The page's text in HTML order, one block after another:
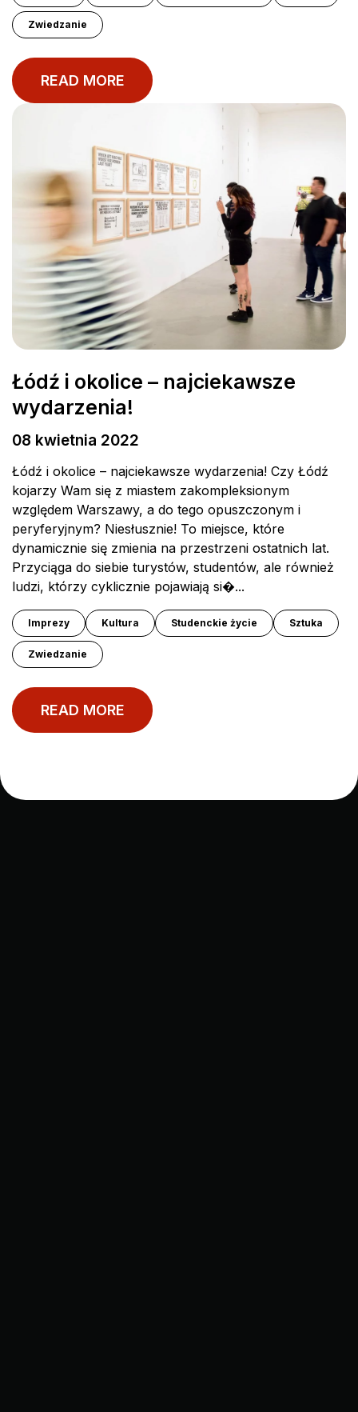
Zwiedzanie
READ MORE
Łódź i okolice – najciekawsze
wydarzenia!
08 kwietnia 2022
Łódź i okolice – najciekawsze wydarzenia! Czy Łódź
kojarzy Wam się z miastem zakompleksionym
względem Warszawy, a do tego opuszczonym i
peryferyjnym? Niesłusznie! To miejsce, które
dynamicznie się zmienia na przestrzeni ostatnich lat.
Przyciąga do siebie turystów, studentów, ale również
ludzi, którzy cyklicznie pojawiają si�...
Imprezy Kultura Studenckie życie Sztuka
Zwiedzanie
READ MORE
Moje Konto
Rezerwuj Teraz
O NAS
O Nas
POLAND
Lodz Rembielinskiego
Lodz Rewolucji
Warsaw Wenedów
GERMANY
Potsdam
Leipzig
Dortmund
NORDICS
Copenhagen Lyngby
Copenhagen South
Aarhus
Privacy policy
Polityka Xior